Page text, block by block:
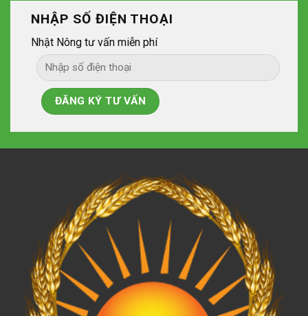
NHẬP SỐ ĐIỆN THOẠI
Nhật Nông tư vấn miễn phí